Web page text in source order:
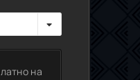
на